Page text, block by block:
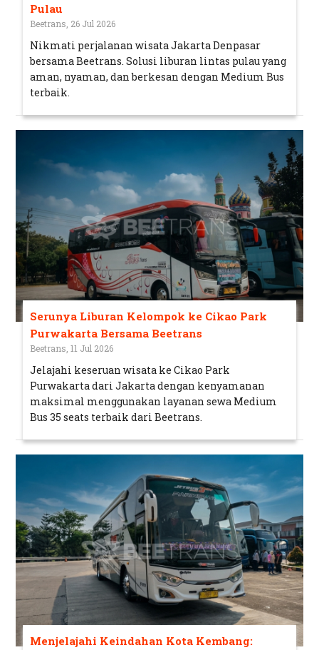
Pulau
Beetrans, 26 Jul 2026
Nikmati perjalanan wisata Jakarta Denpasar
bersama Beetrans. Solusi liburan lintas pulau yang
aman, nyaman, dan berkesan dengan Medium Bus
terbaik.
Serunya Liburan Kelompok ke Cikao Park
Purwakarta Bersama Beetrans
Beetrans, 11 Jul 2026
Jelajahi keseruan wisata ke Cikao Park
Purwakarta dari Jakarta dengan kenyamanan
maksimal menggunakan layanan sewa Medium
Bus 35 seats terbaik dari Beetrans.
Menjelajahi Keindahan Kota Kembang: